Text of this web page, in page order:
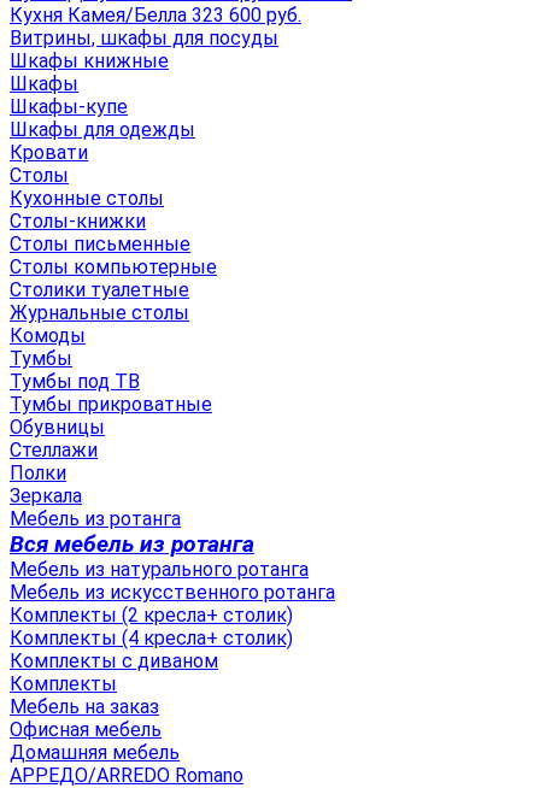
Кухня Камея/Белла 323 600 руб.
Витрины, шкафы для посуды
Шкафы книжные
Шкафы
Шкафы-купе
Шкафы для одежды
Кровати
Столы
Кухонные столы
Столы-книжки
Столы письменные
Столы компьютерные
Столики туалетные
Журнальные столы
Комоды
Тумбы
Тумбы под ТВ
Тумбы прикроватные
Обувницы
Стеллажи
Полки
Зеркала
Мебель из ротанга
Вся мебель из ротанга
Мебель из натурального ротанга
Мебель из искусственного ротанга
Комплекты (2 кресла+ столик)
Комплекты (4 кресла+ столик)
Комплекты с диваном
Комплекты
Мебель на заказ
Офисная мебель
Домашняя мебель
АРРЕДО/ARREDO Romano